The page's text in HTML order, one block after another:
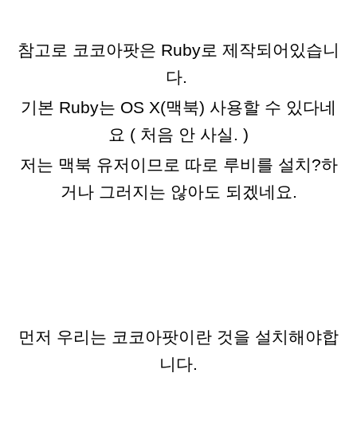
참고로 코코아팟은 Ruby로 제작되어있습니
다.
기본 Ruby는 OS X(맥북) 사용할 수 있다네
요 ( 처음 안 사실. )
저는 맥북 유저이므로 따로 루비를 설치?하
거나 그러지는 않아도 되겠네요.
먼저 우리는 코코아팟이란 것을 설치해야합
니다.